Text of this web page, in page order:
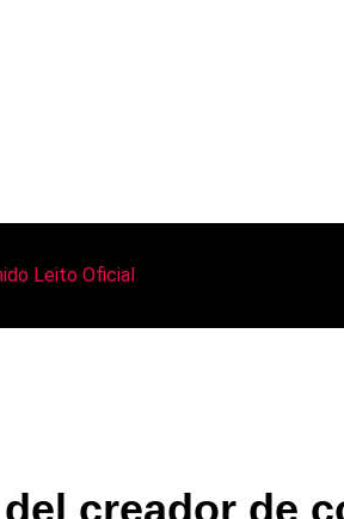
Leito Oficial
creador de